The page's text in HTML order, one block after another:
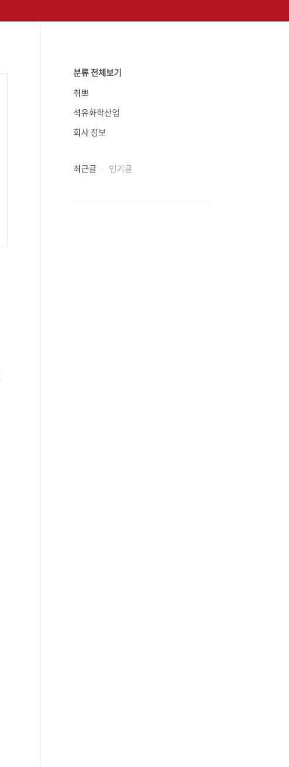
분류 전체보기
취뽀
석유화학산업
회사 정보
최근글 인기글